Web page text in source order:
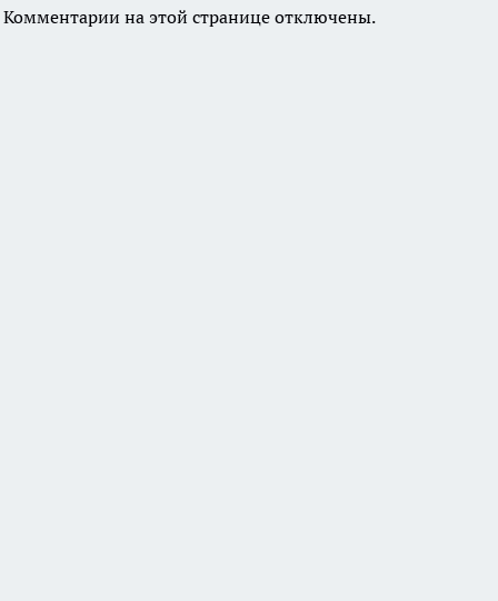
Комментарии на этой странице отключены.